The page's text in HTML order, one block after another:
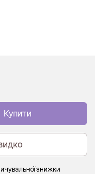
Купити
знижки